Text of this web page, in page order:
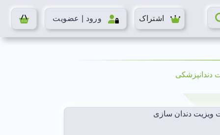
اشتراک ورود | عضویت
دندانپزشکی